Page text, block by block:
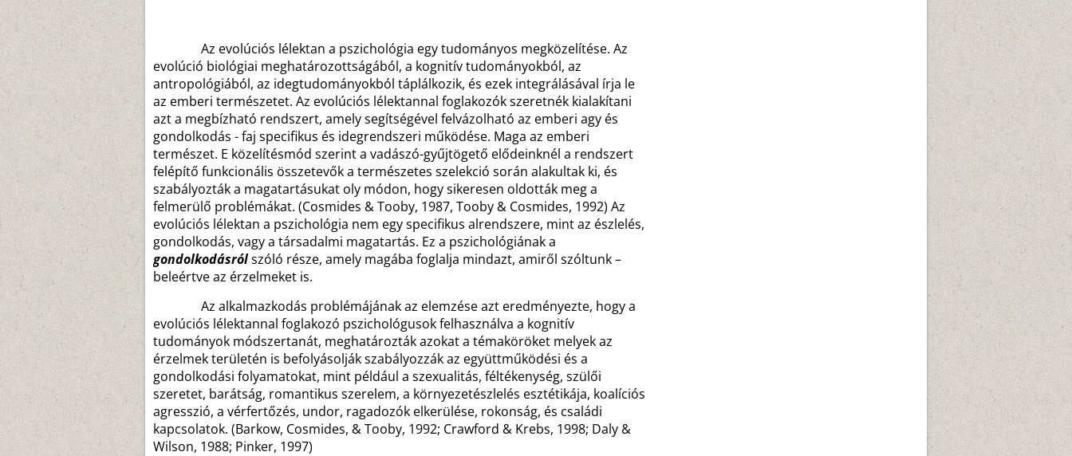
Az evolúciós lélektan a pszichológia egy tudományos megközelítése. Az
evolúció biológiai meghatározottságából, a kognitív tudományokból, az
antropológiából, az idegtudományokból táplálkozik, és ezek integrálásával írja le
az emberi természetet. Az evolúciós lélektannal foglakozók szeretnék kialakítani
azt a megbízható rendszert, amely segítségével felvázolható az emberi agy és
gondolkodás - faj specifikus és idegrendszeri működése. Maga az emberi
természet. E közelítésmód szerint a vadászó-gyűjtögető elődeinknél a rendszert
felépítő funkcionális összetevők a természetes szelekció során alakultak ki, és
szabályozták a magatartásukat oly módon, hogy sikeresen oldották meg a
felmerülő problémákat. (Cosmides & Tooby, 1987, Tooby & Cosmides, 1992) Az
evolúciós lélektan a pszichológia nem egy specifikus alrendszere, mint az észlelés,
gondolkodás, vagy a társadalmi magatartás. Ez a pszichológiának a
gondolkodásrólszóló része, amely magába foglalja mindazt, amiről szóltunk –
beleértve az érzelmeket is.
Az alkalmazkodás problémájának az elemzése azt eredményezte, hogy a
evolúciós lélektannal foglakozó pszichológusok felhasználva a kognitív
tudományok módszertanát, meghatározták azokat a témaköröket melyek az
érzelmek területén is befolyásolják szabályozzák az együttműködési és a
gondolkodási folyamatokat, mint például a szexualitás, féltékenység, szülői
szeretet, barátság, romantikus szerelem, a környezetészlelés esztétikája, koalíciós
agresszió, a vérfertőzés, undor, ragadozók elkerülése, rokonság, és családi
kapcsolatok. (Barkow, Cosmides, & Tooby, 1992; Crawford & Krebs, 1998; Daly &
Wilson, 1988; Pinker, 1997)